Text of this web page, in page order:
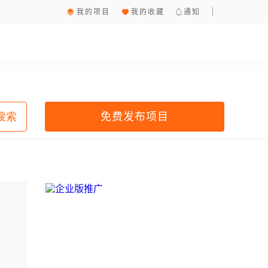
我的项目 我的收藏 通知
索 免费发布项目